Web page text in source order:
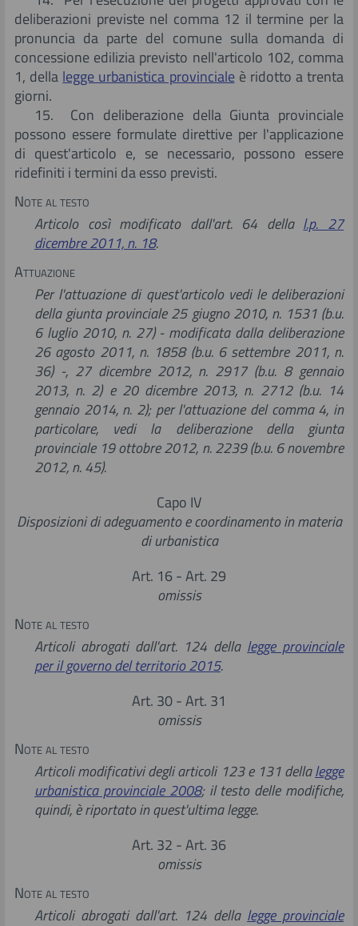
deliberazioni previste nel comma 12 il termine per la
pronuncia da parte del comune sulla domanda di
concessione edilizia previsto nell'articolo 102, comma
1, della legge urbanistica provincialeè ridotto a trenta
giorni.
15. Con deliberazione della Giunta provinciale
possono essere formulate direttive per l'applicazione
di quest'articolo e, se necessario, possono essere
ridefiniti i termini da esso previsti.
Note al testo
Articolo così modificato dall'art. 64 della l.p. 27
dicembre 2011, n. 18.
Attuazione
Per l'attuazione di quest'articolo vedi le deliberazioni
della giunta provinciale 25 giugno 2010, n. 1531 (b.u.
6 luglio 2010, n. 27) - modificata dalla deliberazione
26 agosto 2011, n. 1858 (b.u. 6 settembre 2011, n.
36) -, 27 dicembre 2012, n. 2917 (b.u. 8 gennaio
2013, n. 2) e 20 dicembre 2013, n. 2712 (b.u. 14
gennaio 2014, n. 2); per l'attuazione del comma 4, in
particolare, vedi la deliberazione della giunta
provinciale 19 ottobre 2012, n. 2239 (b.u. 6 novembre
2012, n. 45).
Capo IV
Disposizioni di adeguamento e coordinamento in materia
di urbanistica
Art. 16 - Art. 29
omissis
Note al testo
Articoli abrogati dall'art. 124 della legge provinciale
per il governo del territorio 2015.
Art. 30 - Art. 31
omissis
Note al testo
Articoli modificativi degli articoli 123 e 131 dellalegge
urbanistica provinciale 2008; il testo delle modifiche,
quindi, è riportato in quest'ultima legge.
Art. 32 - Art. 36
omissis
Note al testo
Articoli abrogati dall'art. 124 della legge provinciale